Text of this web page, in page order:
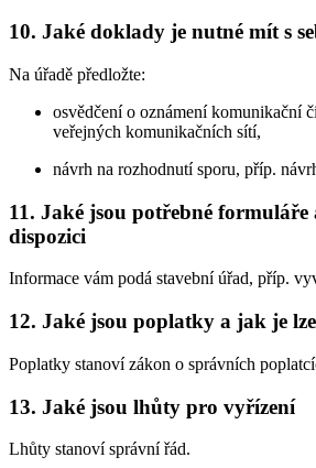
10. Jaké doklady je nutné mít s
Na úřadě předložte:
osvědčení o oznámení komunikační
veřejných komunikačních sítí,
návrh na rozhodnutí sporu, příp.
11. Jaké jsou potřebné formuláře
dispozici
Informace vám podá stavební úřad, příp.
12. Jaké jsou poplatky a jak je
Poplatky stanoví zákon o správních
13. Jaké jsou lhůty pro vyřízení
Lhůty stanoví správní řád.